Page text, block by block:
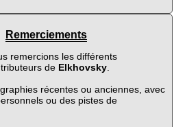
Remerciements
remercions les différents
de Elkhovsky.
récentes ou anciennes, avec
ou des pistes de